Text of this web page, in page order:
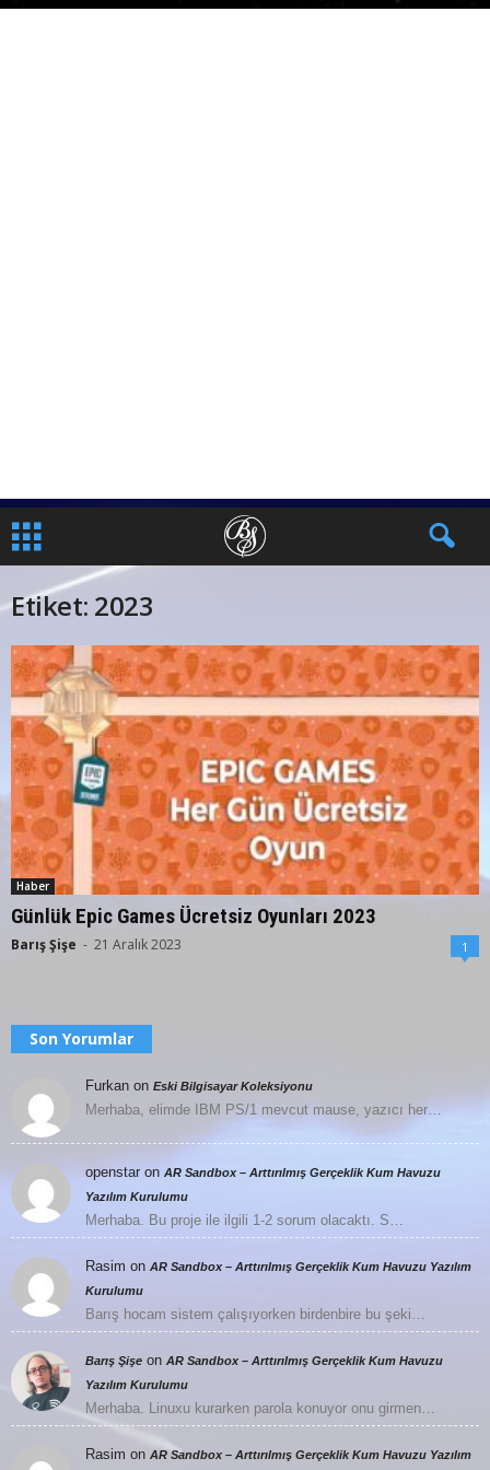
Etiket: 2023
Haber
Günlük Epic Games Ücretsiz Oyunları 2023
Barış Şişe - 21 Aralık 2023 1
Son Yorumlar
Furkan on Eski Bilgisayar Koleksiyonu
Merhaba, elimde IBM PS/1 mevcut mause, yazıcı her…
openstar on AR Sandbox – Arttırılmış Gerçeklik Kum Havuzu
Yazılım Kurulumu
Merhaba. Bu proje ile ilgili 1-2 sorum olacaktı. S…
Rasim on AR Sandbox – Arttırılmış Gerçeklik Kum Havuzu Yazılım
Kurulumu
Barış hocam sistem çalışıyorken birdenbire bu şeki…
Barış Şişe on AR Sandbox – Arttırılmış Gerçeklik Kum Havuzu
Yazılım Kurulumu
Merhaba. Linuxu kurarken parola konuyor onu girmen…
Rasim on AR Sandbox – Arttırılmış Gerçeklik Kum Havuzu Yazılım